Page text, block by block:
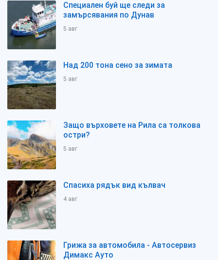
Специален буй ще следи за
замърсявания по Дунав
5 авг
Над 200 тона сено за зимата
5 авг
Защо върховете на Рила са толкова
остри?
5 авг
Спасиха рядък вид кълвач
4 авг
Грижа за автомобила - Автосервиз
Димакс Ауто